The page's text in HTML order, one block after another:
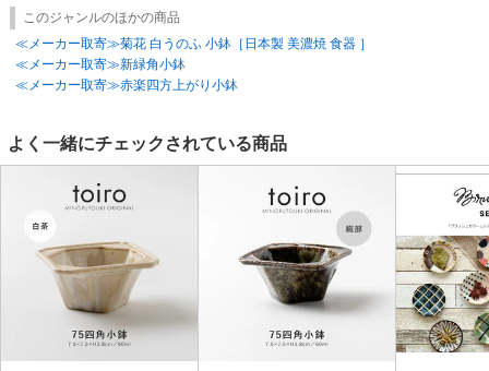
このジャンルのほかの商品
≪メーカー取寄≫菊花 白うのふ 小鉢［日本製 美濃焼 食器 ］
≪メーカー取寄≫新緑角小鉢
≪メーカー取寄≫赤楽四方上がり小鉢
よく一緒にチェックされている商品